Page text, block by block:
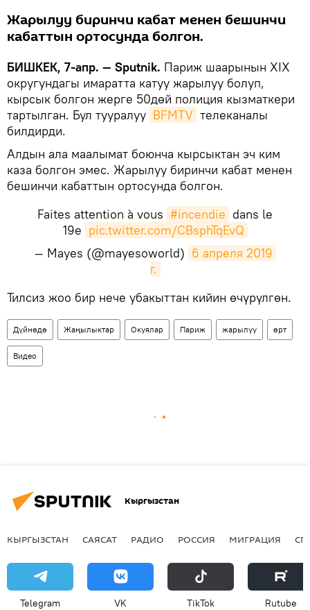
Жарылуу биринчи кабат менен бешинчи
кабаттын ортосунда болгон.
БИШКЕК, 7-апр. — Sputnik. Париж шаарынын XIX
округундагы имаратта катуу жарылуу болуп,
кырсык болгон жерге 50дөй полиция кызматкери
тартылган. Бул тууралуу BFMTV телеканалы
билдирди.
Алдын ала маалымат боюнча кырсыктан эч ким
каза болгон эмес. Жарылуу биринчи кабат менен
бешинчи кабаттын ортосунда болгон.
Faites attention à vous #incendie dans le
19e pic.twitter.com/CBsphTqEvQ
— Mayes (@mayesoworld) 6 апреля 2019
г.
​Тилсиз жоо бир нече убакыттан кийин өчүрүлгөн.
Дүйнөдө Жаңылыктар Окуялар Париж жарылуу өрт
Видео
Кыргызстан
КЫРГЫЗСТАН САЯСАТ РАДИО РОССИЯ МИГРАЦИЯ
Telegram VK ТikТоk Rutube